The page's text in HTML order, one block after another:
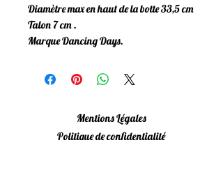
Diamètre max en haut de la botte 33,5 cm
Talon 7 cm .
Marque Dancing Days.
Mentions Légales
Politique de confidentialité